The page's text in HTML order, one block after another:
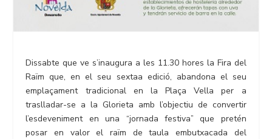
Dissabte que ve s’inaugura a les 11.30 hores la Fira del
Raïm que, en el seu sextaa edició, abandona el seu
emplaçament tradicional en la Plaça Vella per a
traslladar-se a la Glorieta amb l’objectiu de convertir
l’esdeveniment en una “jornada festiva” que pretén
posar en valor el raïm de taula embutxacada del